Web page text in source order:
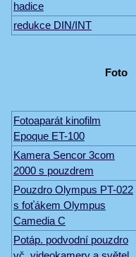
hadice
redukce DIN/INT
Foto
Fotoaparát kinofilm
Epoque ET-100
Kamera Sencor 3com
2000 s pouzdrem
Pouzdro Olympus PT-022
s foťákem Olympus
Camedia C
Potáp. podvodní pouzdro